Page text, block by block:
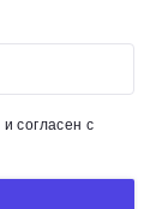
и согласен с